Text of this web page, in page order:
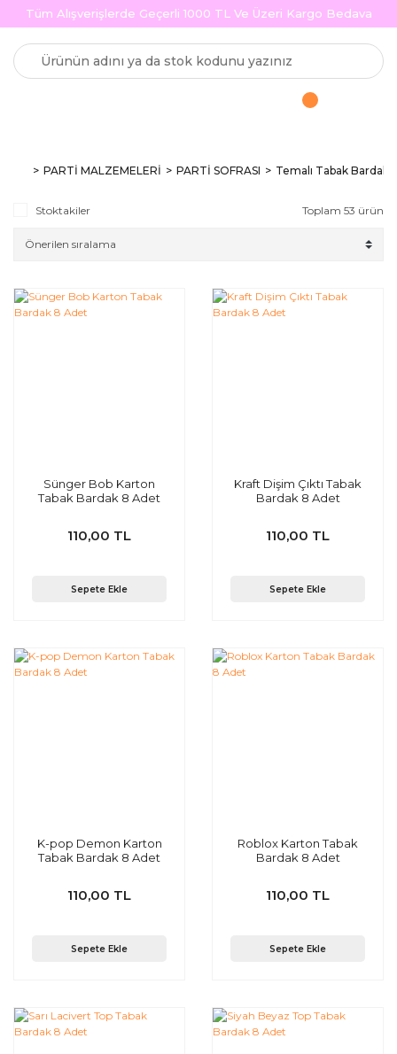
Tüm Alışverişlerde Geçerli 1000 TL Ve Üzeri Kargo Bedava
PARTİ MALZEMELERİ PARTİ SOFRASI Temalı Tabak Bardak
Stoktakiler Toplam 53 ürün
Sünger Bob Karton
Tabak Bardak 8 Adet
110,00 TL
Sepete Ekle
Kraft Dişim Çıktı Tabak
Bardak 8 Adet
110,00 TL
Sepete Ekle
K-pop Demon Karton
Tabak Bardak 8 Adet
110,00 TL
Sepete Ekle
Roblox Karton Tabak
Bardak 8 Adet
110,00 TL
Sepete Ekle